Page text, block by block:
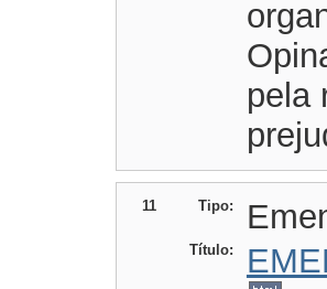
pela
11 Tipo:
Título: